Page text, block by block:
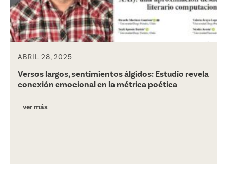
ABRIL 28, 2025
Versos largos, sentimientos álgidos: Estudio revela
conexión emocional en la métrica poética
ver más